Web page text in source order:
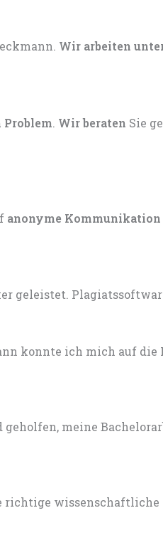
Wir arbeiten
Problem. Wir beraten Sie
anonyme Kommunikation
geleistet.
konnte ich mich auf
meine
wissenschaftliche